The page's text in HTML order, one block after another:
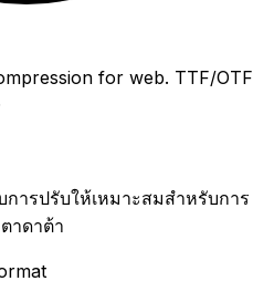
for web. TTF/OTF
ารปรับให้เหมาะสมสำหรับการ
าดาต้า